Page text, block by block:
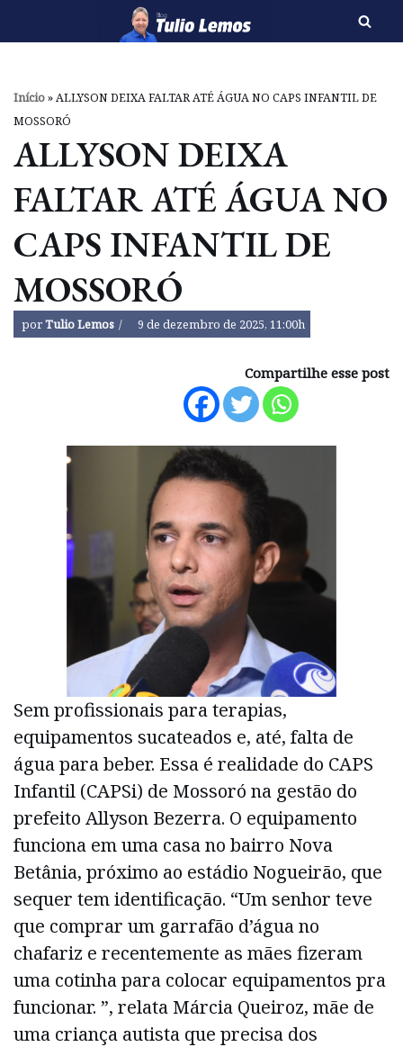
o
conteúdo
Início»ALLYSON DEIXA FALTAR ATÉ ÁGUA NO CAPS INFANTIL DE
MOSSORÓ
ALLYSON DEIXA
FALTAR ATÉ ÁGUA NO
CAPS INFANTIL DE
MOSSORÓ
porTulio Lemos 9 de dezembro de 2025, 11:00h
Compartilhe esse post
Sem profissionais para terapias,
equipamentos sucateados e, até, falta de
água para beber. Essa é realidade do CAPS
Infantil (CAPSi) de Mossoró na gestão do
prefeito Allyson Bezerra. O equipamento
funciona em uma casa no bairro Nova
Betânia, próximo ao estádio Nogueirão, que
sequer tem identificação. “Um senhor teve
que comprar um garrafão d’água no
chafariz e recentemente as mães fizeram
uma cotinha para colocar equipamentos pra
funcionar. ”, relata Márcia Queiroz, mãe de
uma criança autista que precisa dos